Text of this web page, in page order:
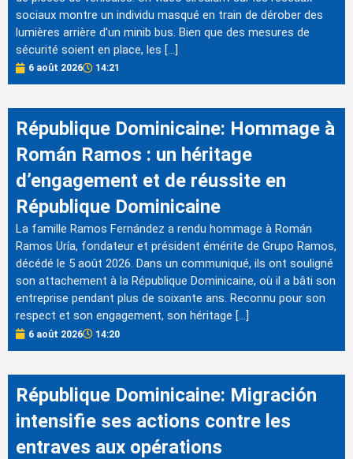
sociaux montre un individu masqué en train de dérober des
lumières arrière d'un minib bus. Bien que des mesures de
sécurité soient en place, les […]
6 août 2026 14:21
République Dominicaine: Hommage à
Román Ramos : un héritage
d’engagement et de réussite en
République Dominicaine
La famille Ramos Fernández a rendu hommage à Román
Ramos Uría, fondateur et président émérite de Grupo Ramos,
décédé le 5 août 2026. Dans un communiqué, ils ont souligné
son attachement à la République Dominicaine, où il a bâti son
entreprise pendant plus de soixante ans. Reconnu pour son
respect et son engagement, son héritage […]
6 août 2026 14:20
République Dominicaine: Migración
intensifie ses actions contre les
entraves aux opérations